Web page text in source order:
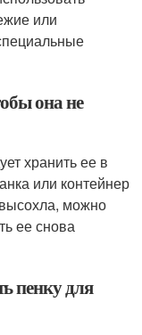
или
она не
хранить ее в
или контейнер
можно
ее снова
пенку для